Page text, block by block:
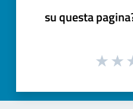
su questa